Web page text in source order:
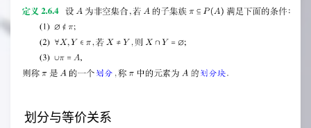
划分与等价关系